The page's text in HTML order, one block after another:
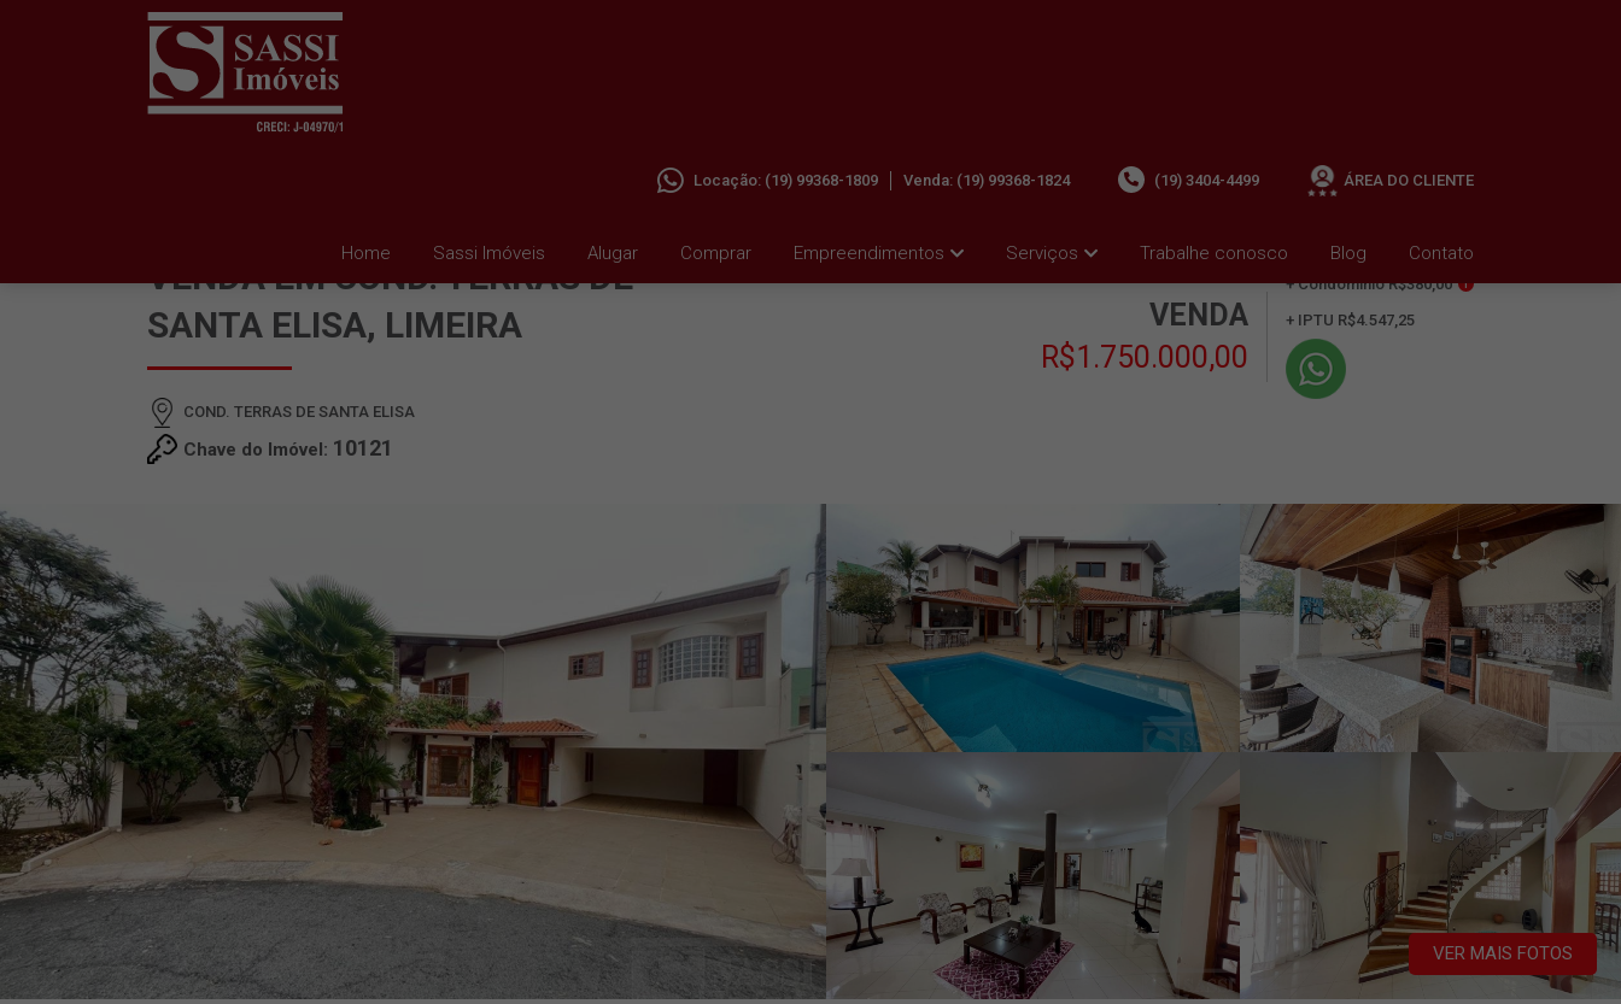
Home Sassi Imóveis Alugar Comprar Empreendimentos Serviços Trabalhe conosco Blog Contato
Locação: (19) 99368-1809 Venda: (19) 99368-1824 (19) 3404-4499 ÁREA DO CLIENTE
VENDA EM COND. TERRAS DE
SANTA ELISA, LIMEIRA
COND. TERRAS DE SANTA ELISA
Chave do Imóvel: 10121
VENDA
R$1.750.000,00
+ Condomínio R$380,00 i
+ IPTU R$4.547,25
VER MAIS FOTOS